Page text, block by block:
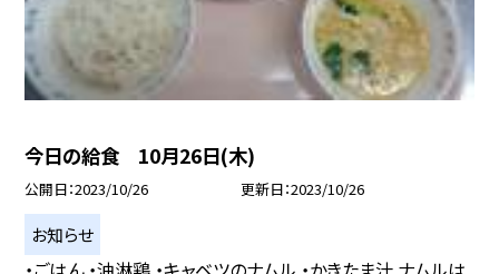
今日の給食 10月26日(木)
公開日 2023/10/26 更新日 2023/10/26
お知らせ